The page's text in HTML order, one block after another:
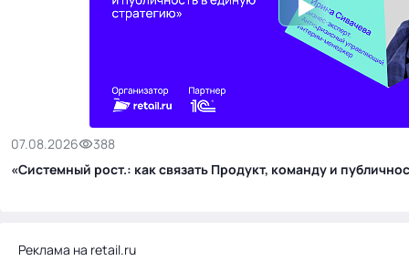
07.08.2026
388
«Системный рост.: как связать Продукт, команду и
Реклама на retail.ru